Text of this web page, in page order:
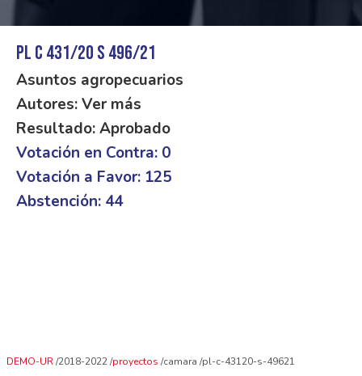
PL C 431/20 S 496/21
Asuntos agropecuarios
Autores: Ver más
Resultado: Aprobado
Votación en Contra: 0
Votación a Favor: 125
Abstención: 44
DEMO-UR 2018-2022 proyectos camara pl-c-43120-s-49621